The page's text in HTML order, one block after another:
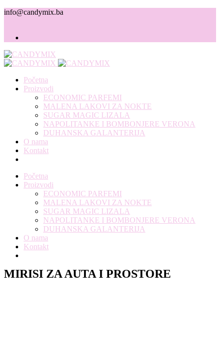
info@candymix.ba
Početna
Proizvodi
ECONOMIC PARFEMI
MALENA LAKOVI ZA NOKTE
SUGAR MAGIC LIZALA
NAPOLITANKE I BOMBONJERE VERONA
DUHANSKA GALANTERIJA
O nama
Kontakt
Početna
Proizvodi
ECONOMIC PARFEMI
MALENA LAKOVI ZA NOKTE
SUGAR MAGIC LIZALA
NAPOLITANKE I BOMBONJERE VERONA
DUHANSKA GALANTERIJA
O nama
Kontakt
MIRISI ZA AUTA I PROSTORE